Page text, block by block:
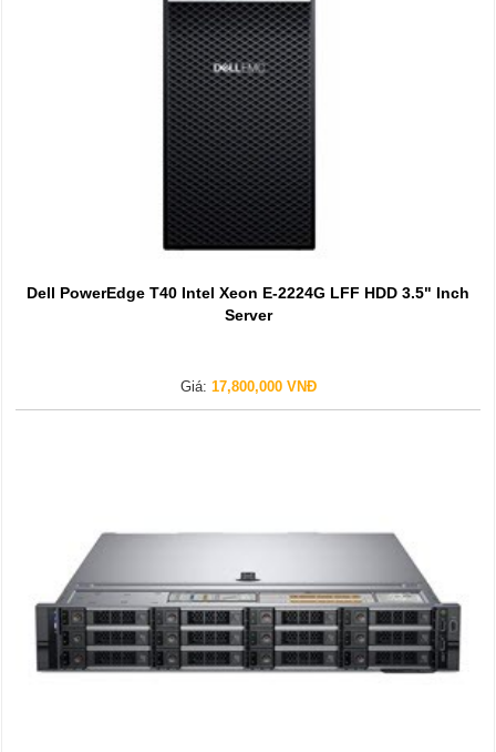
Dell PowerEdge T40 Intel Xeon E-2224G LFF HDD 3.5" Inch
Server
Giá: 17,800,000 VNĐ